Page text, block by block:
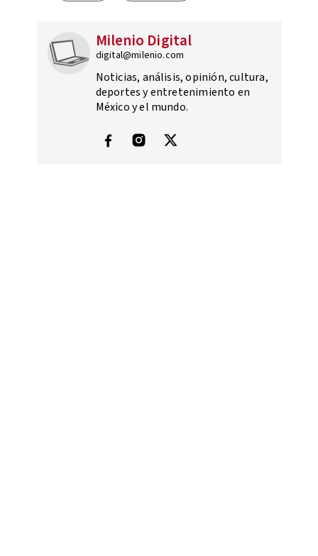
Milenio Digital
digital@milenio.com
Noticias, análisis, opinión, cultura,
deportes y entretenimiento en
México y el mundo.